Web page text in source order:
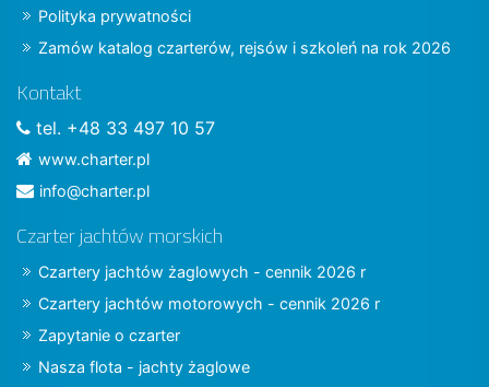
Polityka prywatności
Zamów katalog czarterów, rejsów i szkoleń na rok 2026
Kontakt
tel. +48 33 497 10 57
www.charter.pl
info@charter.pl
Czarter jachtów morskich
Czartery jachtów żaglowych - cennik 2026 r
Czartery jachtów motorowych - cennik 2026 r
Zapytanie o czarter
Nasza flota - jachty żaglowe